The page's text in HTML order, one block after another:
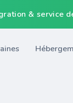
& service